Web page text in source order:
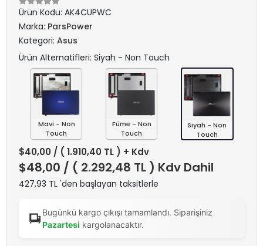
Ürün Kodu: AK4CUPWC
Marka: ParsPower
Kategori: Asus
Ürün Alternatifleri: Siyah - Non Touch
Mavi - Non
Touch
Füme - Non
Touch
Siyah - Non
Touch
$40,00 / ( 1.910,40 TL ) + Kdv
$48,00 / ( 2.292,48 TL ) Kdv Dahil
427,93 TL 'den başlayan taksitlerle
Bugünkü kargo çıkışı tamamlandı. Siparişiniz
Pazartesi kargolanacaktır.